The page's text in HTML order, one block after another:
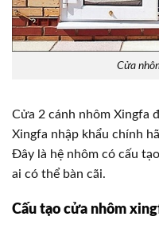
Cửa
Cửa 2 cánh nhôm Xingfa
Xingfa nhập khẩu chính
Đây là hệ nhôm có cấu
ai có thể bàn cãi.
Cấu tạo cửa nhôm